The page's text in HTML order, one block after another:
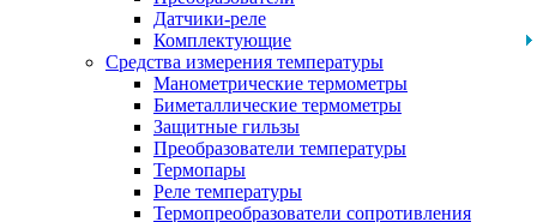
Датчики-реле
Комплектующие
Средства измерения температуры
Манометрические термометры
Биметаллические термометры
Защитные гильзы
Преобразователи температуры
Термопары
Реле температуры
Термопреобразователи сопротивления